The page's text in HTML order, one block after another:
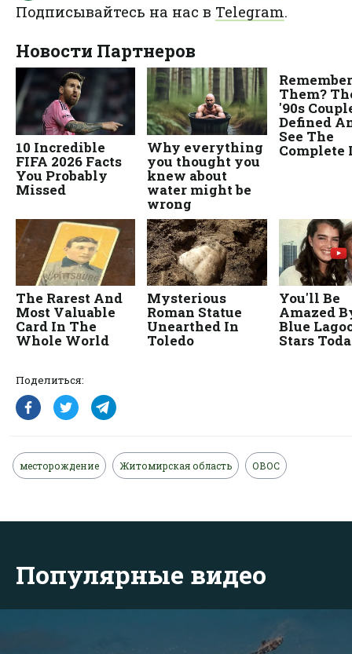
Поделиться:
месторождение Житомирская область ОВОС
Подписывайтесь на нас в Telegram.
Популярные видео